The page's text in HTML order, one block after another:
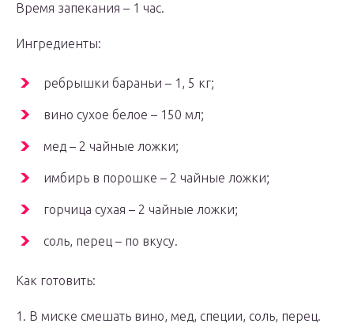
Время запекания – 1 час.
Ингредиенты:
ребрышки бараньи – 1, 5 кг;
вино сухое белое – 150 мл;
мед – 2 чайные ложки;
имбирь в порошке – 2 чайные ложки;
горчица сухая – 2 чайные ложки;
соль, перец – по вкусу.
Как готовить:
1. В миске смешать вино, мед, специи, соль, перец.